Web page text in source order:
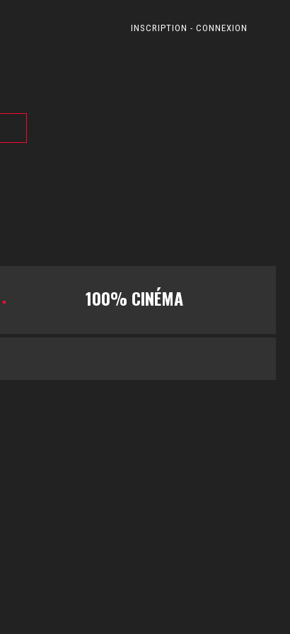
▪ 100% CINÉMA
INSCRIPTION - CONNEXION